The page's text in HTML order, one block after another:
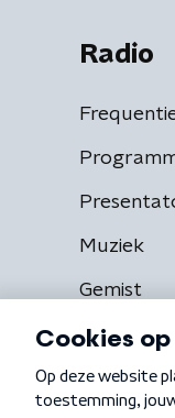
Radio
Muziek
Gemist
Algemene